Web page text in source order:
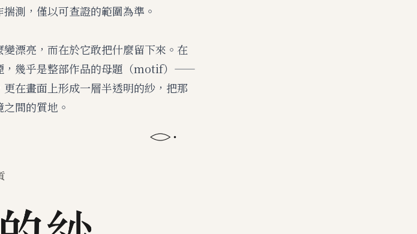
測，僅以可查證的範圍為準。
漂亮，而在於它敢把什麼留下來。在
，幾乎是整部作品的母題（motif）——
在畫面上形成一層半透明的紗，把那
間的質地。